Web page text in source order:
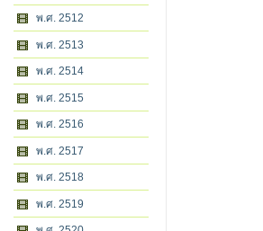
พ.ศ. 2512
พ.ศ. 2513
พ.ศ. 2514
พ.ศ. 2515
พ.ศ. 2516
พ.ศ. 2517
พ.ศ. 2518
พ.ศ. 2519